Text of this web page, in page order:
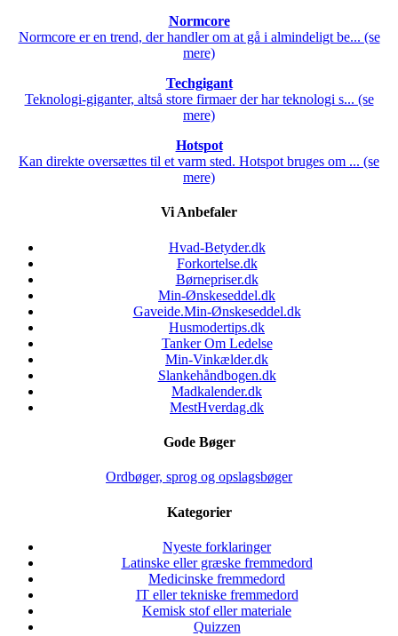
Normcore
Normcore er en trend, der handler om at gå i almindeligt be... (se
mere)
Techgigant
Teknologi-giganter, altså store firmaer der har teknologi s... (se
mere)
Hotspot
Kan direkte oversættes til et varm sted. Hotspot bruges om ... (se
mere)
Vi Anbefaler
Hvad-Betyder.dk
Forkortelse.dk
Børnepriser.dk
Min-Ønskeseddel.dk
Gaveide.Min-Ønskeseddel.dk
Husmodertips.dk
Tanker Om Ledelse
Min-Vinkælder.dk
Slankehåndbogen.dk
Madkalender.dk
MestHverdag.dk
Gode Bøger
Ordbøger, sprog og opslagsbøger
Kategorier
Nyeste forklaringer
Latinske eller græske fremmedord
Medicinske fremmedord
IT eller tekniske fremmedord
Kemisk stof eller materiale
Quizzen